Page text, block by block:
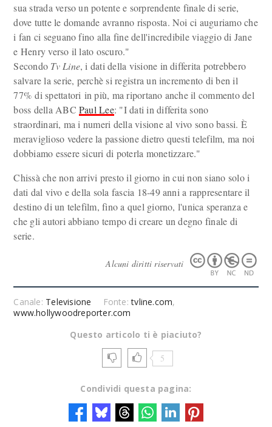
sua strada verso un potente e sorprendente finale di serie,
dove tutte le domande avranno risposta. Noi ci auguriamo che
i fan ci seguano fino alla fine dell'incredibile viaggio di Jane
e Henry verso il lato oscuro."
Secondo Tv Line, i dati della visione in differita potrebbero
salvare la serie, perchè si registra un incremento di ben il
77% di spettatori in più, ma riportano anche il commento del
boss della ABCPaul Lee: "I dati in differita sono
straordinari, ma i numeri della visione al vivo sono bassi. È
meraviglioso vedere la passione dietro questi telefilm, ma noi
dobbiamo essere sicuri di poterla monetizzare."
Chissà che non arrivi presto il giorno in cui non siano solo i
dati dal vivo e della sola fascia 18-49 anni a rappresentare il
destino di un telefilm, fino a quel giorno, l'unica speranza e
che gli autori abbiano tempo di creare un degno finale di
serie.
Alcuni diritti riservati
Canale: Televisione Fonte:tvline.com,
www.hollywoodreporter.com
Questo articolo ti è piaciuto?
5
Condividi questa pagina: